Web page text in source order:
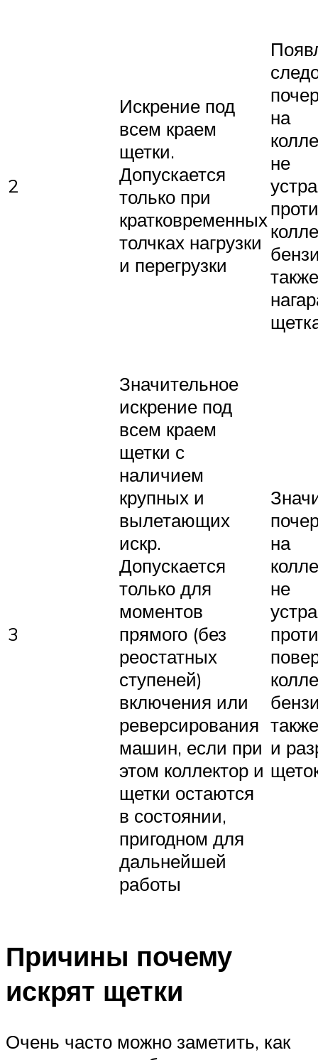
2
Искрение под
всем краем
щетки.
Допускается
только при
кратковременных
толчках нагрузки
и перегрузки
на
не
3
Значительное
искрение под
всем краем
щетки с
наличием
крупных и
вылетающих
искр.
Допускается
только для
моментов
прямого (без
реостатных
ступеней)
включения или
реверсирования
машин, если при
этом коллектор и
щетки остаются
в состоянии,
пригодном для
дальнейшей
работы
на
не
и
Причины почему
искрят щетки
Очень часто можно заметить, как